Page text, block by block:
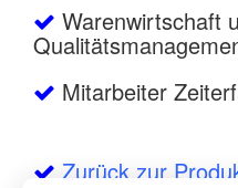
Warenwirtschaft
Mitarbeiter
Zurück zur